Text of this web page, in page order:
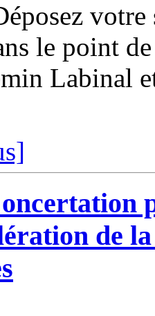
votre
le point
Labinal
de